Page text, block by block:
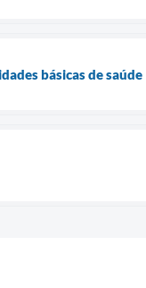
básicas de saúde